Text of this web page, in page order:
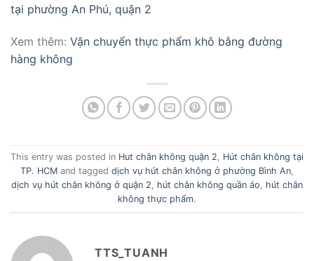
tại phường An Phú, quận 2
Xem thêm: Vận chuyển thực phẩm khô bằng đường
hàng không
This entry was posted in Hut chân không quận 2, Hút chân không tại
TP. HCM and tagged dịch vụ hút chân không ở phường Bình An,
dịch vụ hút chân không ở quận 2, hút chân không quần áo, hút chân
không thực phẩm.
TTS_TUANH